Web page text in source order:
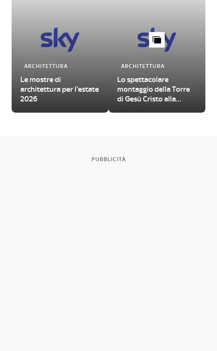
ARCHITETTURA
Le mostre di
architettura per l'estate
2026
ARCHITETTURA
Lo spettacolare
montaggio della Torre
di Gesù Cristo alla
PUBBLICITÀ